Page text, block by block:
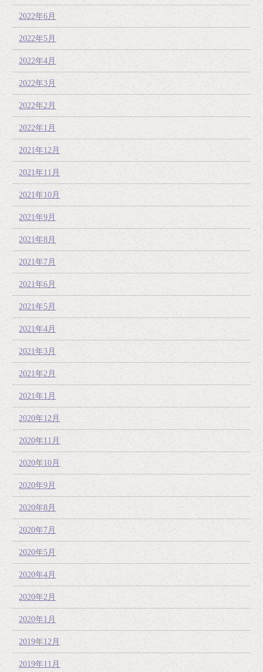
2022年6月
2022年5月
2022年4月
2022年3月
2022年2月
2022年1月
2021年12月
2021年11月
2021年10月
2021年9月
2021年8月
2021年7月
2021年6月
2021年5月
2021年4月
2021年3月
2021年2月
2021年1月
2020年12月
2020年11月
2020年10月
2020年9月
2020年8月
2020年7月
2020年5月
2020年4月
2020年2月
2020年1月
2019年12月
2019年11月